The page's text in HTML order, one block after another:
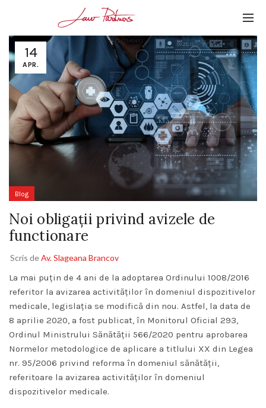
14
APR.
Blog
Noi obligații privind avizele de
functionare
Scris deAv. Slageana Brancov
La mai puțin de 4 ani de la adoptarea Ordinului 1008/2016
referitor la avizarea activităților în domeniul dispozitivelor
medicale, legislația se modifică din nou. Astfel, la data de
8 aprilie 2020, a fost publicat, în Monitorul Oficial 293,
Ordinul Ministrului Sănătății 566/2020 pentru aprobarea
Normelor metodologice de aplicare a titlului XX din Legea
nr. 95/2006 privind reforma în domeniul sănătăţii,
referitoare la avizarea activităţilor în domeniul
dispozitivelor medicale.